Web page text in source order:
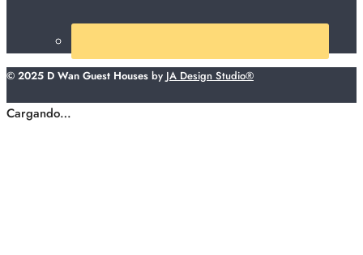
© 2025 D Wan Guest Houses by JA Design Studio®
Cargando…